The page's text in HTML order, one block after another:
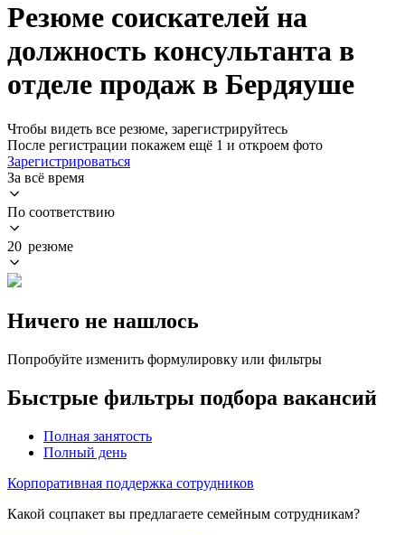
Резюме соискателей на
должность консультанта в
отделе продаж в Бердяуше
Чтобы видеть все резюме, зарегистрируйтесь
После регистрации покажем ещё 1 и откроем фото
Зарегистрироваться
За всё время
По соответствию
20 резюме
Ничего не нашлось
Попробуйте изменить формулировку или фильтры
Быстрые фильтры подбора вакансий
Полная занятость
Полный день
Корпоративная поддержка сотрудников
Какой соцпакет вы предлагаете семейным сотрудникам?